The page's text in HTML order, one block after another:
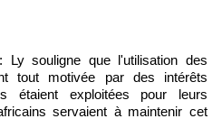
Ly souligne que l'utilisation des
tout motivée par des intérêts
étaient exploitées pour leurs
servaient à maintenir cet